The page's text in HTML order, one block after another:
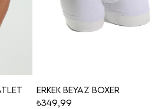
Erkek Beyaz Boxer
₺349,99